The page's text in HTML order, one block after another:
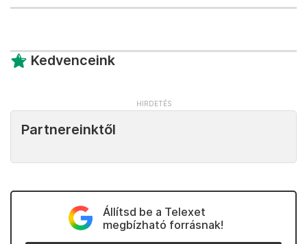
Kedvenceink
Partnereinktől
Állítsd be a Telexet
megbízható forrásnak!